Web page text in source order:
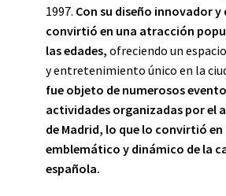
1997. Con su diseño innovador
convirtió en una atracción
las edades, ofreciendo un
y entretenimiento único en la
fue objeto de numerosos
actividades organizadas por el
de Madrid, lo que lo convirtió
emblemático y dinámico de la
española.